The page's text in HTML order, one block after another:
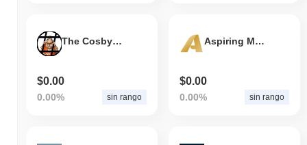
The Cosby Token BSC
$0.00
0.00% sin rango
Aspiring Miner
$0.00
0.00% sin rango